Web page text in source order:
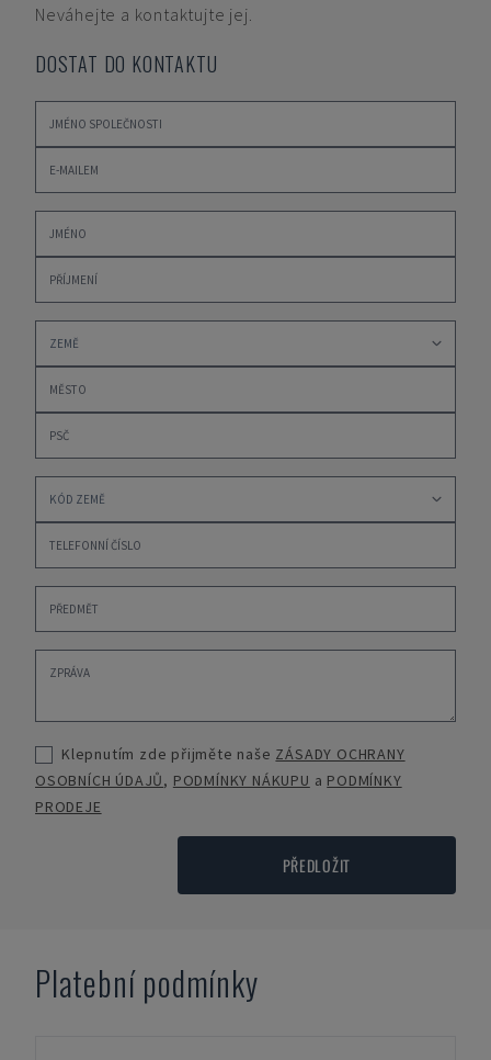
Neváhejte a kontaktujte jej.
DOSTAT DO KONTAKTU
Klepnutím zde přijměte naše ZÁSADY OCHRANY
OSOBNÍCH ÚDAJŮ, PODMÍNKY NÁKUPU a PODMÍNKY
PRODEJE
PŘEDLOŽIT
Platební podmínky